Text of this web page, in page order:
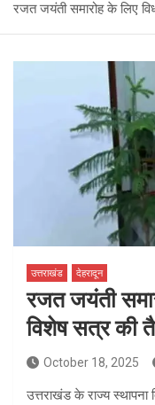
रजत जयंती समारोह के लिए
उत्तराखंड देहरादून
रजत जयंती
विशेष सत्र की
October 18, 2025
उत्तराखंड के राज्य स्थापना